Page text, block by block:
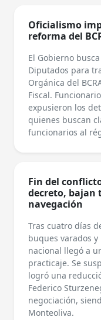
Oficialismo
reforma del
El Gobierno
Diputados para
Orgánica del
Fiscal.
expusieron los
quienes buscan
funcionarios al
Fin del
decreto, bajan
navegación
Tras cuatro días
buques varados
nacional llegó a
practicaje. Se
logró una
Federico
negociación,
Monteoliva.